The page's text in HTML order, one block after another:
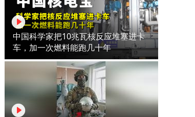
中国科学家把10兆瓦核反应堆塞进卡
车，加一次燃料能跑几十年